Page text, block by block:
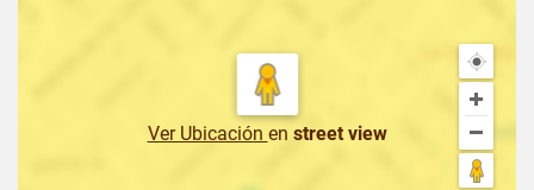
Ver Ubicación en street view